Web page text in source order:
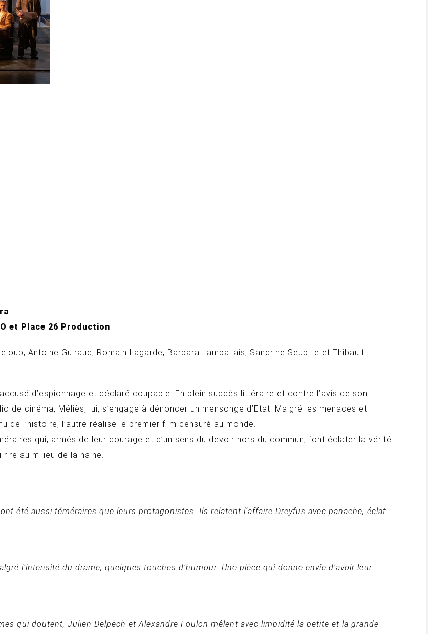
et Place 26 Production
Antoine Guiraud, Romain Lagarde, Barbara Lamballais, Sandrine Seubille et Thibault
d’espionnage et déclaré coupable. En plein succès littéraire et contre l’avis de son
de cinéma, Méliès, lui, s’engage à dénoncer un mensonge d’Etat. Malgré les menaces et
de l’histoire, l’autre réalise le premier film censuré au monde.
qui, armés de leur courage et d’un sens du devoir hors du commun, font éclater la vérité.
au milieu de la haine.
été aussi téméraires que leurs protagonistes. Ils relatent l’affaire Dreyfus avec panache, éclat
l’intensité du drame, quelques touches d’humour. Une pièce qui donne envie d’avoir leur
qui doutent, Julien Delpech et Alexandre Foulon mêlent avec limpidité la petite et la grande